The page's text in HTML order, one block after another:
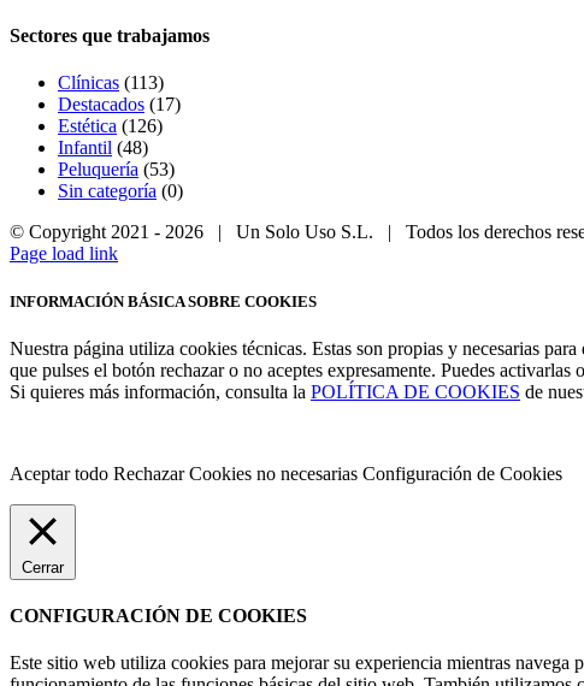
Sectores que trabajamos
Clínicas (113)
Destacados (17)
Estética (126)
Infantil (48)
Peluquería (53)
Sin categoría (0)
© Copyright 2021 - 2026 | Un Solo Uso S.L. | Todos los derechos
Page load link
INFORMACIÓN BÁSICA SOBRE COOKIES
Nuestra página utiliza cookies técnicas. Estas son propias y necesarias
que pulses el botón rechazar o no aceptes expresamente. Puedes
Si quieres más información, consulta la POLÍTICA DE COOKIES de
Aceptar todo Rechazar Cookies no necesarias Configuración de Cookies
Cerrar
CONFIGURACIÓN DE COOKIES
Este sitio web utiliza cookies para mejorar su experiencia mientras navega